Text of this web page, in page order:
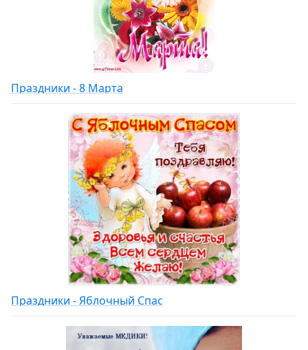
Праздники - 8 Марта
Праздники - Яблочный Спас